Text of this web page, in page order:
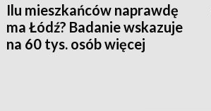
Ilu mieszkańców naprawdę
ma Łódź? Badanie wskazuje
na 60 tys. osób więcej